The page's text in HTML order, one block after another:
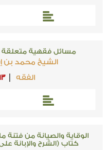
مسائل فقهية متعلقة
الشيخ محمد بن
الفقه
الوقاية والصيانة من
كتاب (الشرح والإبانة